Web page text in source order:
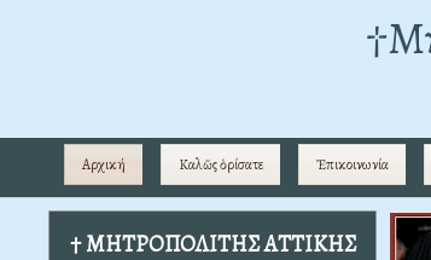
Αρχική Καλῶς ὁρίσατε Ἐπικοινωνία
† ΜΗΤΡΟΠΟΛΙΤΗΣ ΑΤΤΙΚΗΣ